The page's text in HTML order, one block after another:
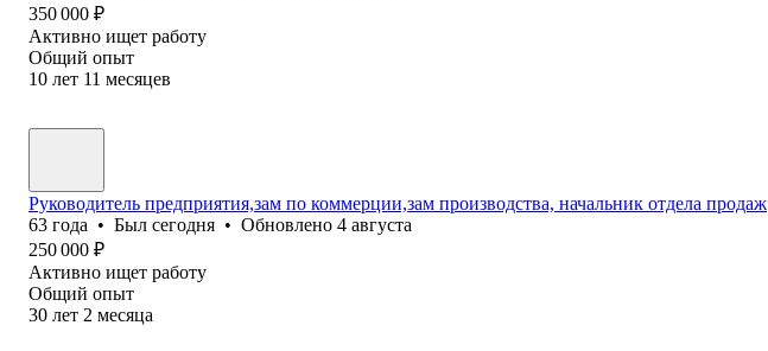
350 000 ₽
Активно ищет работу
Общий опыт
10 лет 11 месяцев
Руководитель предприятия,зам по коммерции,зам производства, начальник отдела продаж
63 года • Был сегодня • Обновлено 4 августа
250 000 ₽
Активно ищет работу
Общий опыт
30 лет 2 месяца